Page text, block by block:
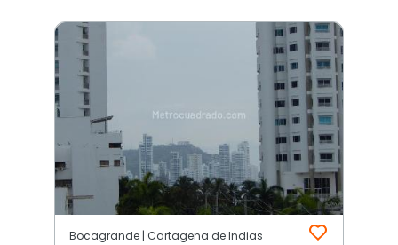
Bocagrande | Cartagena de Indias